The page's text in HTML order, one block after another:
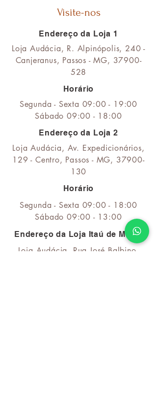
Visite-nos
Endereço da Loja 1
Loja Audácia, R. Alpinópolis, 240 -
Canjeranus, Passos - MG, 37900-
528
Horário
Segunda - Sexta 09:00 - 19:00
Sábado 09:00 - 18:00
Endereço da Loja 2
Loja Audácia, Av. Expedicionários,
129 - Centro, Passos - MG, 37900-
130
Horário
Segunda - Sexta 09:00 - 18:00
Sábado 09:00 - 13:00
Endereço da Loja Itaú de Minas
Loja Audácia, Rua José Balbino,